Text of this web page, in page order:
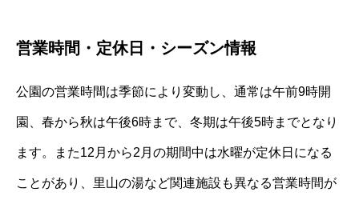
営業時間・定休日・シーズン情報
公園の営業時間は季節により変動し、通常は午前9時開
園、春から秋は午後6時まで、冬期は午後5時までとなり
ます。また12月から2月の期間中は水曜が定休日になる
ことがあり、里山の湯など関連施設も異なる営業時間が